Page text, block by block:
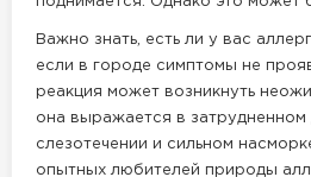
Важно знать, есть ли у вас
если в городе симптомы не
реакция может возникнуть
она выражается в затрудненном
слезотечении и сильном
опытных любителей природы